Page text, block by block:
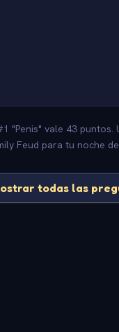
"Penis" vale 43
Feud para tu noche
todas las